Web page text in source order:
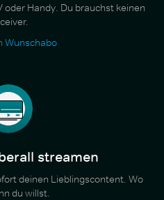
oder Handy. Du brauchst keinen
Wunschabo
streamen
deinen Lieblingscontent. Wo
du willst.